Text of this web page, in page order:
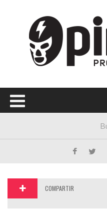
Menú Principal
PORTADA
CONCIERTOS
FESTIVALES
COMPARTIR